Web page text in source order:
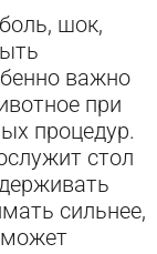
шок,
важно
при
процедур.
стол
сильнее,